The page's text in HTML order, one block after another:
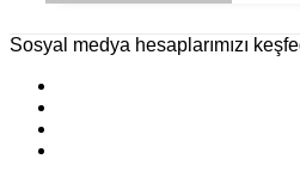
Sosyal medya hesaplarımızı